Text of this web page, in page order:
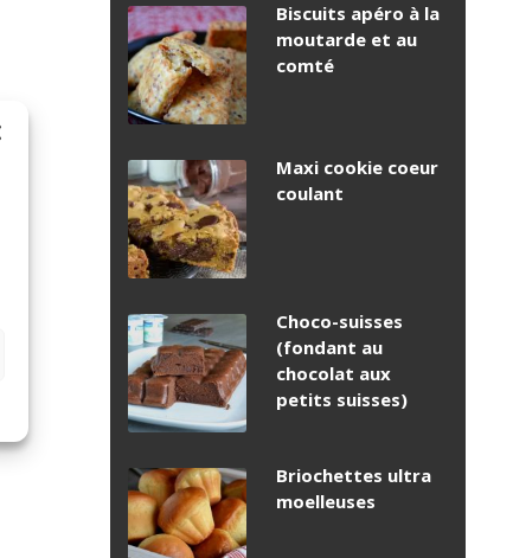
Biscuits apéro à la
moutarde et au
comté
Maxi cookie coeur
coulant
Choco-suisses
(fondant au
chocolat aux
petits suisses)
Briochettes ultra
moelleuses